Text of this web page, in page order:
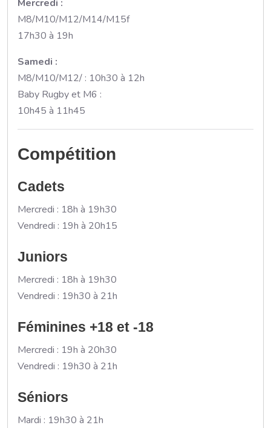
Mercredi :
M8/M10/M12/M14/M15f
17h30 à 19h
Samedi :
M8/M10/M12/ : 10h30 à 12h
Baby Rugby et M6 :
10h45 à 11h45
Compétition
Cadets
Mercredi : 18h à 19h30
Vendredi : 19h à 20h15
Juniors
Mercredi : 18h à 19h30
Vendredi : 19h30 à 21h
Féminines +18 et -18
Mercredi : 19h à 20h30
Vendredi : 19h30 à 21h
Séniors
Mardi : 19h30 à 21h